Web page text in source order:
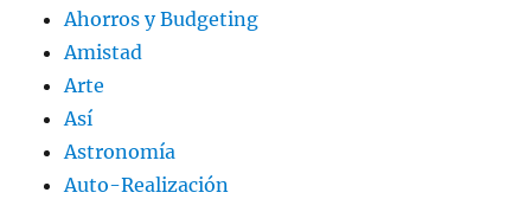
Ahorros y Budgeting
Amistad
Arte
Así
Astronomía
Auto-Realización